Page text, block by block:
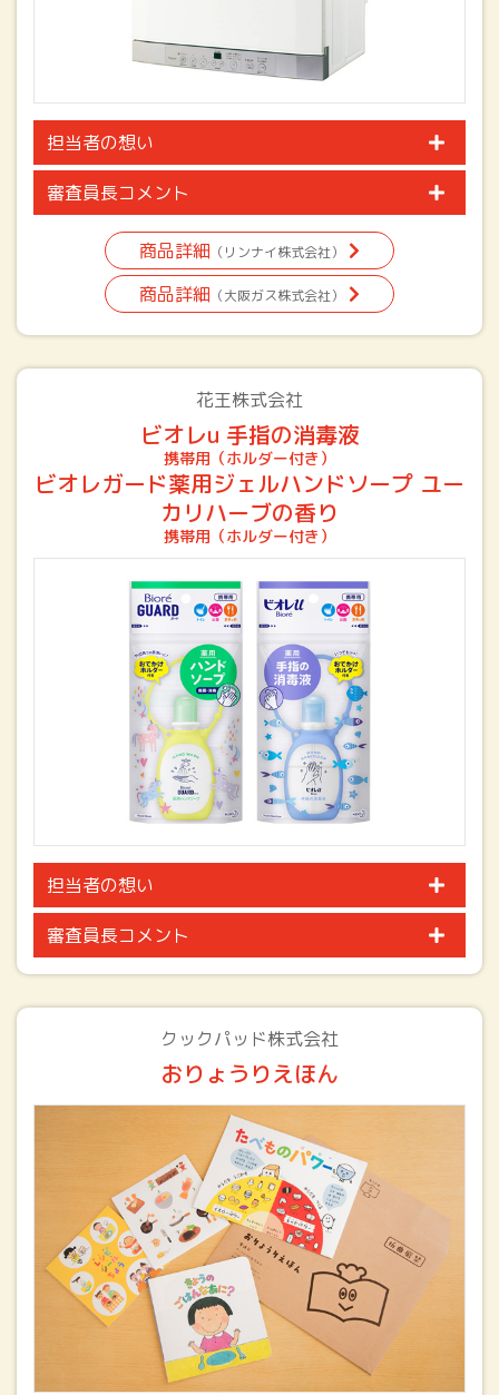
担当者の想い
審査員長コメント
商品詳細 （リンナイ株式会社）
商品詳細 （大阪ガス株式会社）
花王株式会社
ビオレu 手指の消毒液
携帯用（ホルダー付き）
ビオレガード薬用ジェルハンドソープ ユー
カリハーブの香り
携帯用（ホルダー付き）
担当者の想い
審査員長コメント
クックパッド株式会社
おりょうりえほん